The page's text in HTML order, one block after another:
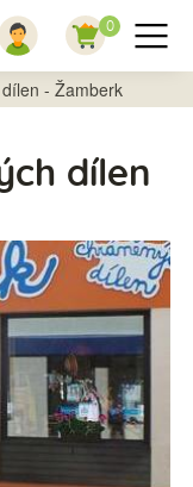
0
- Žamberk
dílen